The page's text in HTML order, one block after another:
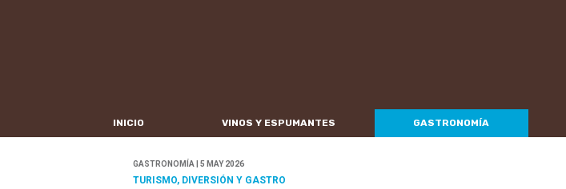
INICIO VINOS Y ESPUMANTES GASTRONOMÍA
GASTRONOMÍA | 5 MAY 2026
TURISMO, DIVERSIÓN Y GASTRO